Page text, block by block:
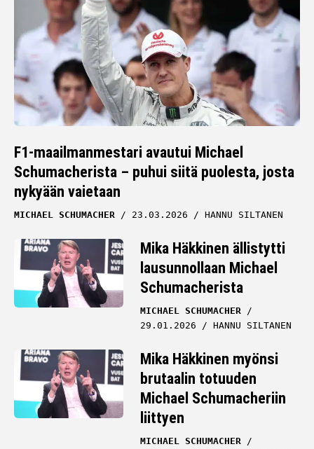
F1-maailmanmestari avautui Michael
Schumacherista – puhui siitä puolesta, josta
nykyään vaietaan
MICHAEL SCHUMACHER 23.03.2026 HANNU SILTANEN
Mika Häkkinen ällistytti
lausunnollaan Michael
Schumacherista
MICHAEL SCHUMACHER
29.01.2026
HANNU SILTANEN
Mika Häkkinen myönsi
brutaalin totuuden
Michael Schumacheriin
liittyen
MICHAEL SCHUMACHER